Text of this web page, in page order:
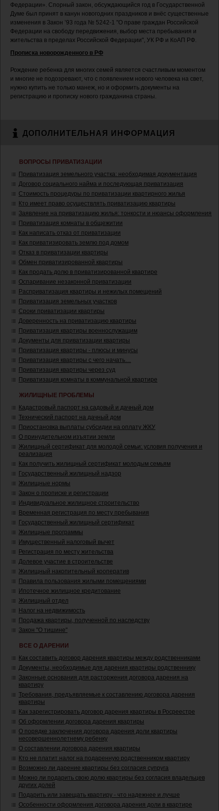
Федерации». Спорный закон, обсуждающийся год в Государственной
Думе был принят в канун новогодних праздников и внёс существенные
изменения в Закон ’93 года № 5242-1 "О праве граждан Российской
Федерации на свободу передвижения, выбор места пребывания и
жительства в пределах Российской Федерации", УК РФ и КоАП РФ.
Прописка новорожденного в РФ
Рождение ребенка для многих семей является счастливым моментом
и многие не подозревают, что с появлением нового человека на свет,
нужно купить не только манеж, но и оформить документы на
регистрацию и прописку нового гражданина страны.
ДОПОЛНИТЕЛЬНАЯ ИНФОРМАЦИЯ
ВОПРОСЫ ПРИВАТИЗАЦИИ
Приватизация земельного участка: необходимая документация
Договор социального найма и последующая приватизация
Стоимость процедуры по приватизации квартирного жилья
Кто имеет право осуществлять приватизацию квартиры
Заявление на приватизацию жилья: тонкости и нюансы оформления
Приватизация комнаты в общежитии
Как написать отказ от приватизации
Как приватизировать землю под домом
Отказ в приватизации квартиры
Обмен приватизированной квартиры
Как продать долю в приватизированной квартире
Оспаривание незаконной приватизации
Расприватизация квартиры и нежилых помещений
Приватизация земельных участков
Сроки приватизации квартиры
Доверенность на приватизацию квартиры
Приватизация квартиры военнослужащим
Документы для приватизации квартиры
Приватизация квартиры - плюсы и минусы
Приватизация квартиры с чего начать…
Приватизация квартиры через суд
Приватизация комнаты в коммунальной квартире
ЖИЛИЩНЫЕ ПРОБЛЕМЫ
Кадастровый паспорт на садовый и дачный дом
Технический паспорт на дачный дом
Приостановка выплаты субсидии на оплату ЖКУ
О принудительном изъятии земли
Жилищный сертификат для молодой семьи: условия получения и
реализация
Как получить жилищный сертификат молодым семьям
Государственный жилищный надзор
Жилищные нормы
Закон о прописке и регистрации
Индивидуальное жилищное строительство
Временная регистрация по месту пребывания
Государственный жилищный сертификат
Жилищные программы
Имущественный налоговый вычет
Регистрация по месту жительства
Долевое участие в строительстве
Жилищный накопительный кооператив
Правила пользования жилыми помещениями
Ипотечное жилищное кредитование
Жилищный отдел
Налог на недвижимость
Продажа квартиры, полученной по наследству
Закон "О тишине"
ВСЕ О ДАРЕНИИ
Как составить договор дарения квартиры между родственниками
Документы, необходимые для дарения квартиры родственнику
Законные основания для расторжения договора дарения на
квартиру
Требования, предъявляемые к составлению договора дарения
квартиры
Как зарегистрировать договор дарения квартиры в Росреестре
Об оформлении договора дарения квартиры
О порядке заключения договора дарения доли квартиры
несовершеннолетнему ребенку
О составлении договора дарения квартиры
Кто не платит налог на подаренную родственником квартиру
Возможно ли дарение квартиры без согласия супруга
Можно ли подарить свою долю квартиры без согласия владельцев
других долей
Подарить или завещать квартиру - что надежнее и лучше
Особенности оформления договора дарения доли в квартире